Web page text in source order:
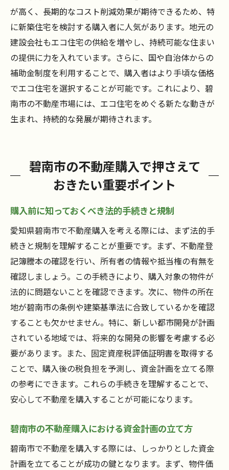
が高く、長期的なコスト削減効果が期待できるため、特
に新築住宅を検討する購入者に人気があります。地元の
建設会社もエコ住宅の供給を増やし、持続可能な住まい
の提供に力を入れています。さらに、国や自治体からの
補助金制度を利用することで、購入者はより手頃な価格
でエコ住宅を選択することが可能です。これにより、碧
南市の不動産市場には、エコ住宅をめぐる新たな動きが
生まれ、持続的な発展が期待されます。
碧南市の不動産購入で押さえて
おきたい重要ポイント
購入前に知っておくべき法的手続きと規制
愛知県碧南市で不動産購入を考える際には、まず法的手
続きと規制を理解することが重要です。まず、不動産登
記簿謄本の確認を行い、所有者の情報や抵当権の有無を
確認しましょう。この手続きにより、購入対象の物件が
法的に問題ないことを確認できます。次に、物件の所在
地が碧南市の条例や建築基準法に合致しているかを確認
することも欠かせません。特に、新しい都市開発が計画
されている地域では、将来的な開発の影響を考慮する必
要があります。また、固定資産税評価証明書を取得する
ことで、購入後の税負担を予測し、資金計画を立てる際
の参考にできます。これらの手続きを理解することで、
安心して不動産を購入することが可能になります。
碧南市の不動産購入における資金計画の立て方
碧南市で不動産を購入する際には、しっかりとした資金
計画を立てることが成功の鍵となります。まず、物件価